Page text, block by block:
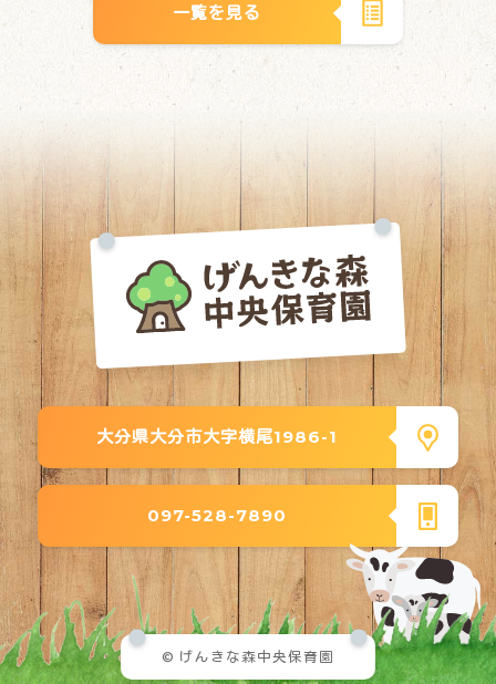
一覧を見る
大分県大分市大字横尾1986-1
097-528-7890
© げんきな森中央保育園